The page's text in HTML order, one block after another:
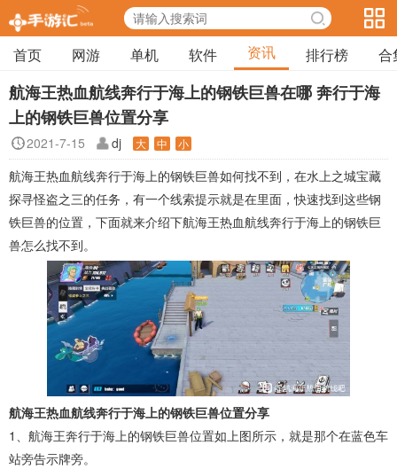
首页 网游 单机 软件 资讯 排行榜 合
航海王热血航线奔行于海上的钢铁巨兽在哪 奔行于海
上的钢铁巨兽位置分享
2021-7-15 dj 大 中 小
航海王热血航线奔行于海上的钢铁巨兽如何找不到，在水上之城宝藏
探寻怪盗之三的任务，有一个线索提示就是在里面，快速找到这些钢
铁巨兽的位置，下面就来介绍下航海王热血航线奔行于海上的钢铁巨
兽怎么找不到。
航海王热血航线奔行于海上的钢铁巨兽位置分享
1、航海王奔行于海上的钢铁巨兽位置如上图所示，就是那个在蓝色车
站旁告示牌旁。